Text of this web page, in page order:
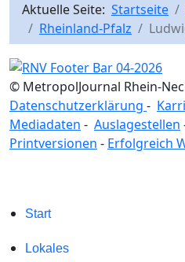
Aktuelle Seite: Startseite
Rheinland-Pfalz
© MetropolJournal Rhein-
Datenschutzerklärung -
Mediadaten - Auslagestellen
Printversionen - Erfolgreich
Start
Lokales